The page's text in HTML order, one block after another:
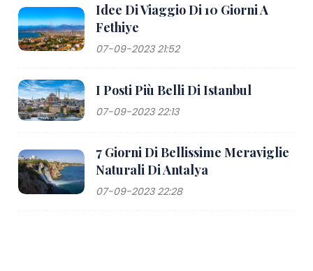
Idee Di Viaggio Di 10 Giorni A
Fethiye
07-09-2023 21:52
I Posti Più Belli Di Istanbul
07-09-2023 22:13
7 Giorni Di Bellissime Meraviglie
Naturali Di Antalya
07-09-2023 22:28